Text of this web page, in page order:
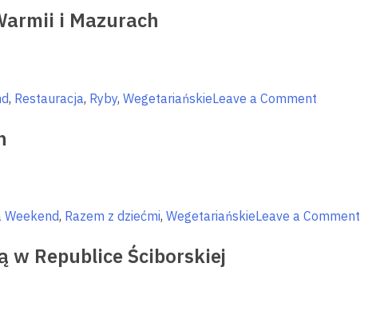
Mazurach
i Mazurach
, Restauracja, Ryby, WegetariańskieLeave a Comment
i
Weekend, Razem z dziećmi, WegetariańskieLeave a Comment
w Republice Ściborskiej